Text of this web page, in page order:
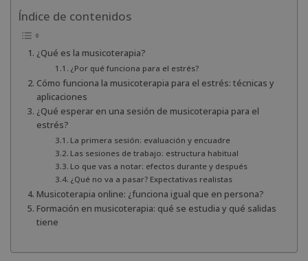
Índice de contenidos
¿Qué es la musicoterapia?
¿Por qué funciona para el estrés?
Cómo funciona la musicoterapia para el estrés: técnicas y
aplicaciones
¿Qué esperar en una sesión de musicoterapia para el
estrés?
La primera sesión: evaluación y encuadre
Las sesiones de trabajo: estructura habitual
Lo que vas a notar: efectos durante y después
¿Qué no va a pasar? Expectativas realistas
Musicoterapia online: ¿funciona igual que en persona?
Formación en musicoterapia: qué se estudia y qué salidas
tiene